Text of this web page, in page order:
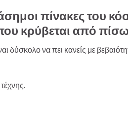
πίνακες του
κρύβεται από
δύσκολο να πει κανείς με